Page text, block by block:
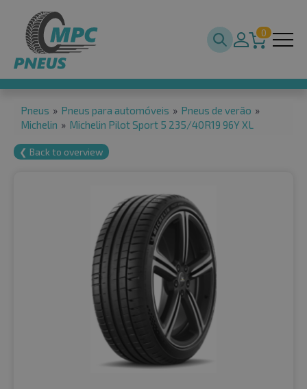
0
Pneus » Pneus para automóveis » Pneus de verão »
Michelin » Michelin Pilot Sport 5 235/40R19 96Y XL
❮ Back to overview